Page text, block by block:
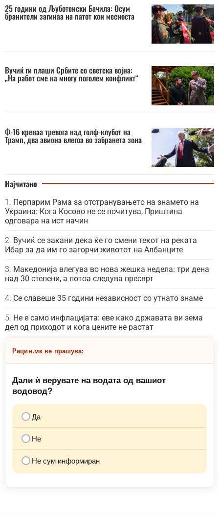
25 години од Љуботенски Бачила: Осум
бранители загинаа на патот кон месноста
Вучиќ ги плаши Србите со светска војна:
„На работ сме на многу поголем конфликт“
Ф-16 кренаа тревога над голф-клубот на
Трамп, два авиона влегоа во забранета зона
Најчитано
Перпарим Рама за отстранувањето на знамето на
Украина: Кога Косово не се почитува, Приштина
одговара на ист начин
Вучиќ се закани дека ќе го смени текот на реката
Ибар за да им го загорчи животот на Албанците
Македонија влегува во нова жешка недела: три дена
над 30 степени, а потоа следува пресврт
Се славеше 35 години независност со утнато знаме
Не е само инфлацијата: еве како државата ви зема
дел од приходот и кога цените не растат
Рацин.мк ве прашува:
Дали ѝ верувате на водата од вашиот
водовод?
Да
Не
Не сум информиран